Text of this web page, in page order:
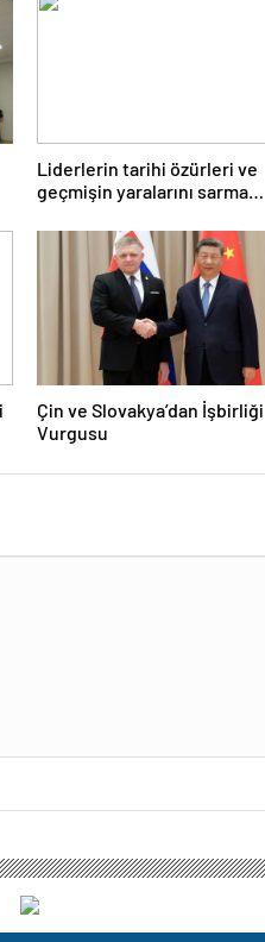
Liderlerin tarihi özürleri ve
geçmişin yaralarını sarma
Çin ve Slovakya’dan İşbirliği
Vurgusu